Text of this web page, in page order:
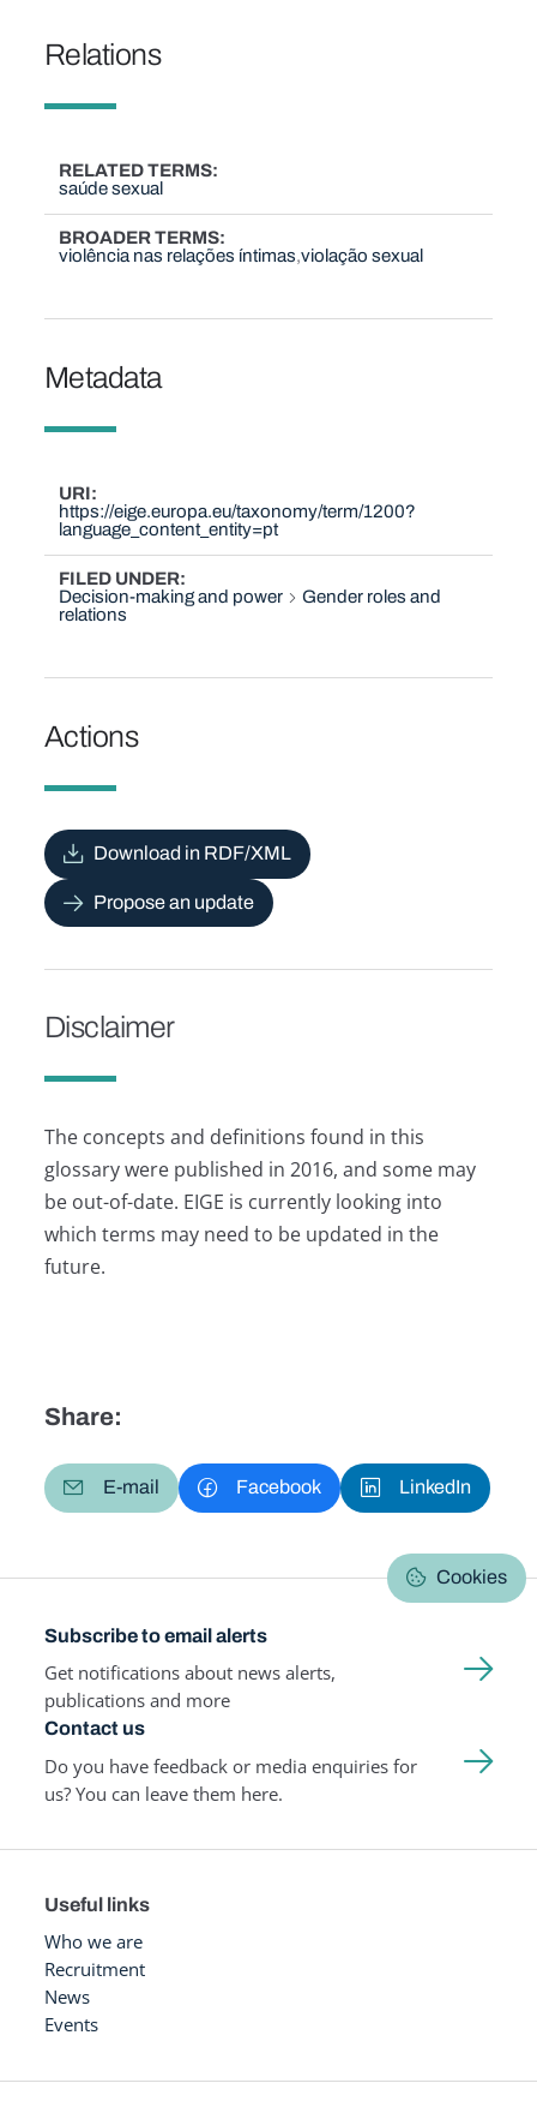
Relations
RELATED TERMS
saúde sexual
BROADER TERMS
violência nas relações íntimas violação sexual
Metadata
URI
https://eige.europa.eu/taxonomy/term/1200?
language_content_entity=pt
FILED UNDER
Decision-making and power
Gender roles and
relations
Actions
Download in RDF/XML
Propose an update
Disclaimer
The concepts and definitions found in this
glossary were published in 2016, and some may
be out-of-date. EIGE is currently looking into
which terms may need to be updated in the
future.
Share:
E-mail Facebook LinkedIn
Cookies
Subscribe to email alerts
Get notifications about news alerts,
publications and more
Contact us
Do you have feedback or media enquiries for
us? You can leave them here.
Useful links
Who we are
Recruitment
News
Events